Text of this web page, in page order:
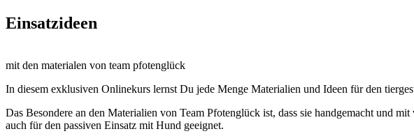
Einsatzideen
mit den materialen von team pfotenglück
In diesem exklusiven Onlinekurs lernst Du jede Menge Materialien und Ideen für den
Das Besondere an den Materialien von Team Pfotenglück ist, dass sie handgemacht und
auch für den passiven Einsatz mit Hund geeignet.